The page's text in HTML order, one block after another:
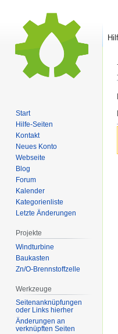
Start
Hilfe-Seiten
Kontakt
Neues Konto
Webseite
Blog
Forum
Kalender
Kategorienliste
Letzte Änderungen
Projekte
Windturbine
Baukasten
Zn/O-Brennstoffzelle
Werkzeuge
Seitenanknüpfungen
oder Links hierher
Änderungen an
verknüpften Seiten